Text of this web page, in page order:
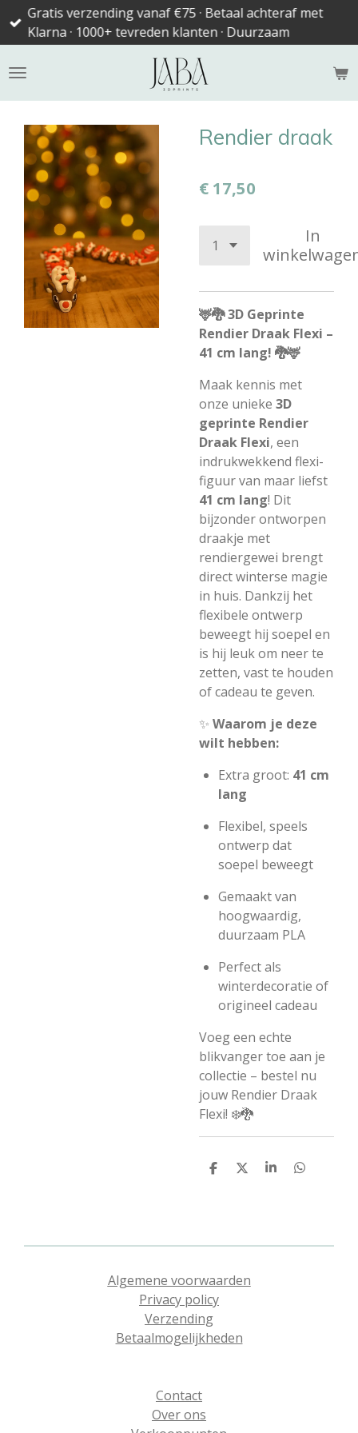
Ga
direct
de
Gratis verzending vanaf €75 · Betaal achteraf met
Klarna · 1000+ tevreden klanten · Duurzaam
Rendier draak
€ 17,50
In
🦌🐉 3D Geprinte
Rendier Draak Flexi –
41 cm lang! 🐉🦌
Maak kennis met
onze unieke 3D
geprinte Rendier
Draak Flexi, een
indrukwekkend flexi-
figuur van maar liefst
41 cm lang! Dit
bijzonder ontworpen
draakje met
rendiergewei brengt
direct winterse magie
in huis. Dankzij het
flexibele ontwerp
beweegt hij soepel en
is hij leuk om neer te
zetten, vast te houden
of cadeau te geven.
✨ Waarom je deze
wilt hebben:
Extra groot: 41 cm
lang
Flexibel, speels
ontwerp dat
soepel beweegt
Gemaakt van
hoogwaardig,
duurzaam PLA
Perfect als
winterdecoratie of
origineel cadeau
Voeg een echte
blikvanger toe aan je
collectie – bestel nu
jouw Rendier Draak
Flexi! ❄️🐉
D
D
S
D
Algemene voorwaarden
Privacy policy
Verzending
Betaalmogelijkheden
Contact
Over ons